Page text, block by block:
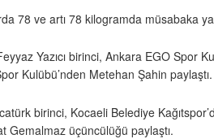
78 ve artı 78 kilogramda müsabaka
Yazıcı birinci, Ankara EGO Spor
Kulübü’nden Metehan Şahin paylaştı.
birinci, Kocaeli Belediye
Gemalmaz üçüncülüğü paylaştı.